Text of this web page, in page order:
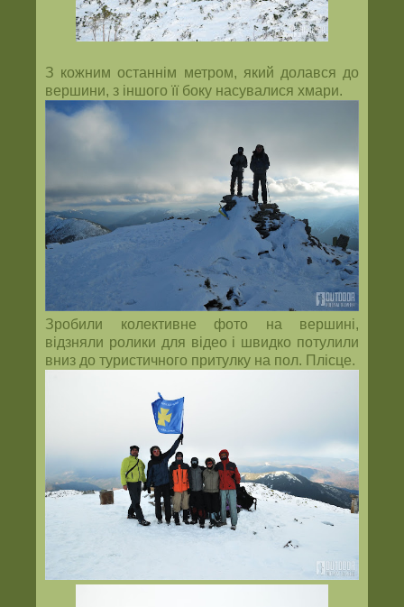
З кожним останнім метром, який долався до
вершини, з іншого її боку насувалися хмари.
Зробили колективне фото на вершині,
відзняли ролики для відео і швидко потулили
вниз до туристичного притулку на пол. Плісце.